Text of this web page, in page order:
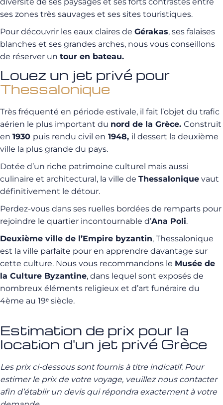
ses zones très sauvages et ses sites touristiques.
Pour découvrir les eaux claires de Gérakas, ses falaises
blanches et ses grandes arches, nous vous conseillons
de réserver un tour en bateau.
Louez un jet privé pour
Thessalonique
Très fréquenté en période estivale, il fait l’objet du trafic
aérien le plus important du nord de la Grèce. Construit
en 1930 puis rendu civil en 1948, il dessert la deuxième
ville la plus grande du pays.
Dotée d’un riche patrimoine culturel mais aussi
culinaire et architectural, la ville de Thessalonique vaut
définitivement le détour.
Perdez-vous dans ses ruelles bordées de remparts pour
rejoindre le quartier incontournable d’Ana Poli.
Deuxième ville de l’Empire byzantin, Thessalonique
est la ville parfaite pour en apprendre davantage sur
cette culture. Nous vous recommandons le Musée de
la Culture Byzantine, dans lequel sont exposés de
nombreux éléments religieux et d’art funéraire du
4ème au 19ᵉ siècle.
Estimation de prix pour la
location d'un jet privé Grèce
Les prix ci-dessous sont fournis à titre indicatif. Pour
estimer le prix de votre voyage, veuillez nous contacter
afin d’établir un devis qui répondra exactement à votre